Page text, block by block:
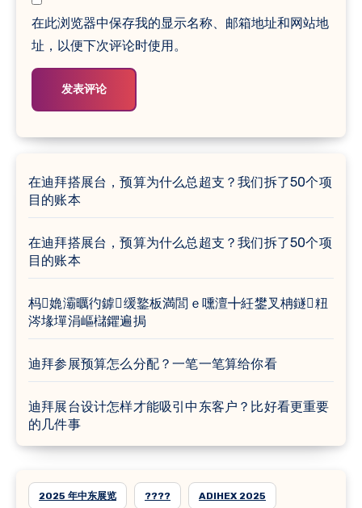
在此浏览器中保存我的显示名称、邮箱地址和网站地
址，以便下次评论时使用。
在迪拜搭展台，预算为什么总超支？我们拆了50个项
目的账本
在迪拜搭展台，预算为什么总超支？我们拆了50个项
目的账本
杩嫓灞曞彴鎼缓鐜板満閭ｅ嚑澶╋紝鐢叉柟鐩粈
涔堟墠涓嶇櫧鑺遍挶
迪拜参展预算怎么分配？一笔一笔算给你看
迪拜展台设计怎样才能吸引中东客户？比好看更重要
的几件事
2025 年中东展览 ???? ADIHEX 2025